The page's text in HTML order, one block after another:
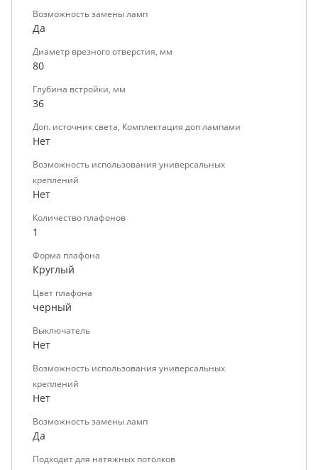
Возможность замены ламп
Да
Диаметр врезного отверстия, мм
80
Глубина встройки, мм
36
Доп. источник света, Комплектация доп лампами
Нет
Возможность использования универсальных
креплений
Нет
Количество плафонов
1
Форма плафона
Круглый
Цвет плафона
черный
Выключатель
Нет
Возможность использования универсальных
креплений
Нет
Возможность замены ламп
Да
Подходит для натяжных потолков